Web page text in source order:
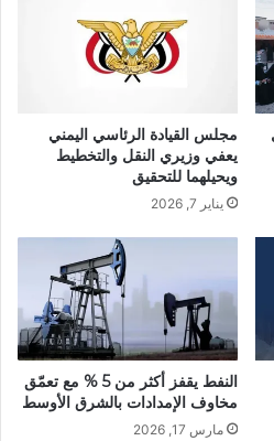
مجلس القيادة الرئاسي اليمني
يعفي وزيري النقل والتخطيط
ويحيلهما للتحقيق
يناير 7, 2026
النفط يقفز أكثر من 5 % مع تعمّق
مخاوف الإمدادات بالشرق الأوسط
مارس 17, 2026